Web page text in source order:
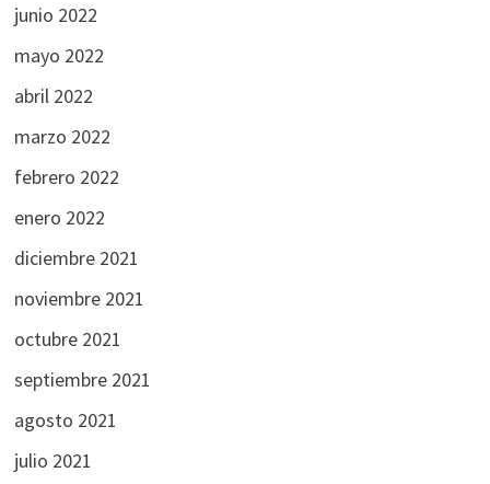
junio 2022
mayo 2022
abril 2022
marzo 2022
febrero 2022
enero 2022
diciembre 2021
noviembre 2021
octubre 2021
septiembre 2021
agosto 2021
julio 2021